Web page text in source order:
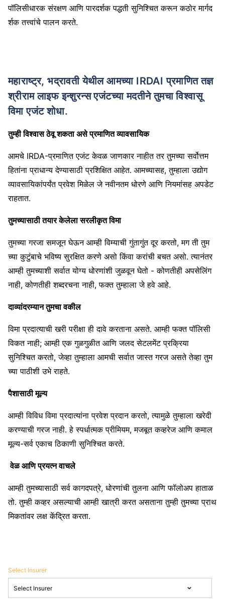
पॉलिसीधारक संरक्षण आणि पारदर्शक पद्धती सुनिश्चित करून कठोर मार्गद
र्शक तत्त्वांचे पालन करते.
महाराष्ट्र, भद्रावती येथील आमच्या IRDAI प्रमाणित तज्ञ
श्रीराम लाइफ इन्शुरन्स एजंटच्या मदतीने तुमचा विश्वासू
विमा एजंट शोधा.
तुम्ही विश्वास ठेवू शकता असे प्रमाणित व्यावसायिक
आमचे IRDA-प्रमाणित एजंट केवळ जाणकार नाहीत तर तुमच्या सर्वोत्तम
हितांना प्राधान्य देण्यासाठी प्रशिक्षित आहेत. आमच्यासह, तुम्हाला उद्योग
व्यावसायिकांपर्यंत प्रवेश मिळेल जे नवीनतम धोरणे आणि नियमांसह अपडेट
राहतात.
तुमच्यासाठी तयार केलेला सरलीकृत विमा
तुमच्या गरजा समजून घेऊन आम्ही विम्याची गुंतागुंत दूर करतो, मग ती तुम
च्या कुटुंबाचे भविष्य सुरक्षित करणे असो किंवा करांची बचत असो. त्यानंतर
आम्ही तुमच्याशी सर्वात योग्य धोरणांशी जुळवून घेतो - कोणतीही अपसेलिंग
नाही, कोणतीही शब्दरचना नाही, फक्त तुम्हाला जे हवे आहे.
दाव्यांदरम्यान तुमचा वकील
विमा प्रदात्याची खरी परीक्षा ही दावे करताना असते. आम्ही फक्त पॉलिसी
विकत नाही; आम्ही एक गुळगुळीत आणि जलद सेटलमेंट प्रक्रिया
सुनिश्चित करतो, जेव्हा तुम्हाला आमची सर्वात जास्त गरज असते तेव्हा तुम
च्या पाठीशी उभे राहते.
पैशासाठी मूल्य
आम्ही विविध विमा प्रदात्यांना प्रवेश प्रदान करतो, त्यामुळे तुम्हाला खरेदी
करण्याची गरज नाही. हे स्पर्धात्मक प्रीमियम, मजबूत कव्हरेज आणि कमाल
मूल्य-सर्व एकाच ठिकाणी सुनिश्चित करते.
वेळ आणि प्रयत्न वाचले
आम्ही तुमच्यासाठी सर्व कागदपत्रे, धोरणांची तुलना आणि फॉलोअप हाताळ
तो. तुम्ही कव्हर असल्याची आम्ही खात्री करत असताना तुम्ही तुमच्या प्राथ
मिकतांवर लक्ष केंद्रित करता.
Select Insurer